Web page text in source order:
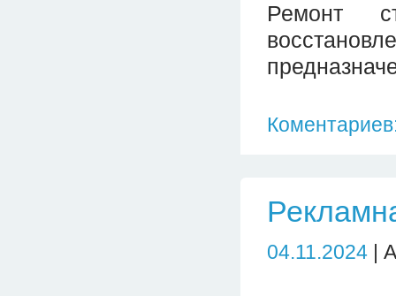
Ремонт
04.11.2024 |